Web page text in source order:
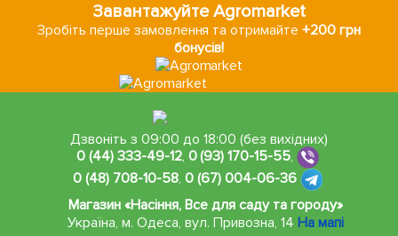
Завантажуйте Agromarket
Зробіть перше замовлення та отримайте+200 грн
бонусів!
Дзвоніть з 09:00 до 18:00 (без вихідних)
0 (44) 333-49-12, 0 (93) 170-15-55,
0 (48) 708-10-58, 0 (67) 004-06-36
Магазин «Насіння, Все для саду та городу»
Україна, м. Одеса,вул. Привозна, 14 На мапі